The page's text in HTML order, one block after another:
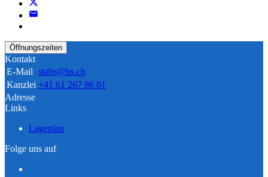
Öffnungszeiten
Kontakt
E-Mail stabs@bs.ch
Kanzlei +41 61 267 86 01
Adresse
Links
Lageplan
Folge uns auf